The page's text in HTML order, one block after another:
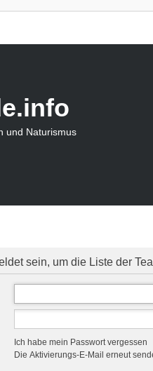
und Naturismus
sein, um die Liste der
Ich habe mein Passwort vergessen
Die Aktivierungs-E-Mail erneut